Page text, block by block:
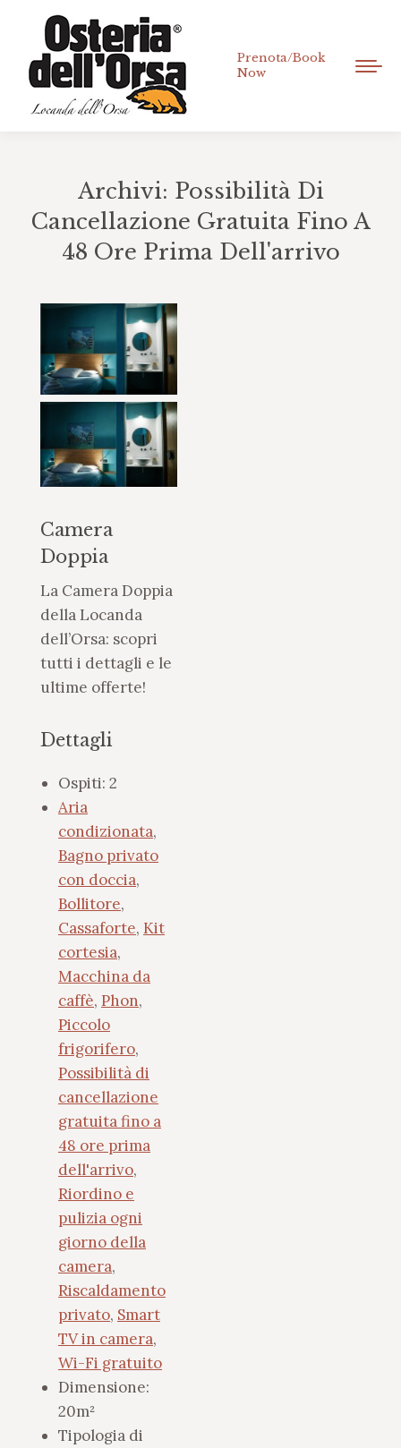
Prenota/Book
Now
Archivi: Possibilità Di
Cancellazione Gratuita Fino A
48 Ore Prima Dell'arrivo
Camera
Doppia
La Camera Doppia
della Locanda
dell’Orsa: scopri
tutti i dettagli e le
ultime offerte!
Dettagli
Ospiti: 2
Aria
condizionata,
Bagno privato
con doccia,
Bollitore,
Cassaforte, Kit
cortesia,
Macchina da
caffè, Phon,
Piccolo
frigorifero,
Possibilità di
cancellazione
gratuita fino a
48 ore prima
dell'arrivo,
Riordino e
pulizia ogni
giorno della
camera,
Riscaldamento
privato, Smart
TV in camera,
Wi-Fi gratuito
Dimensione:
20m²
Tipologia di